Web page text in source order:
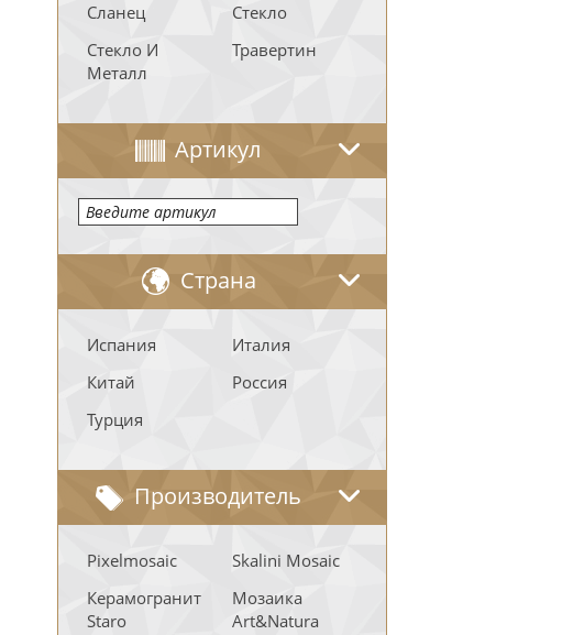
Сланец
Стекло
Стекло И
Металл
Травертин
Артикул
Страна
Испания
Италия
Китай
Россия
Турция
Производитель
Pixelmosaic
Skalini Mosaic
Керамогранит
Staro
Мозаика
Art&Natura